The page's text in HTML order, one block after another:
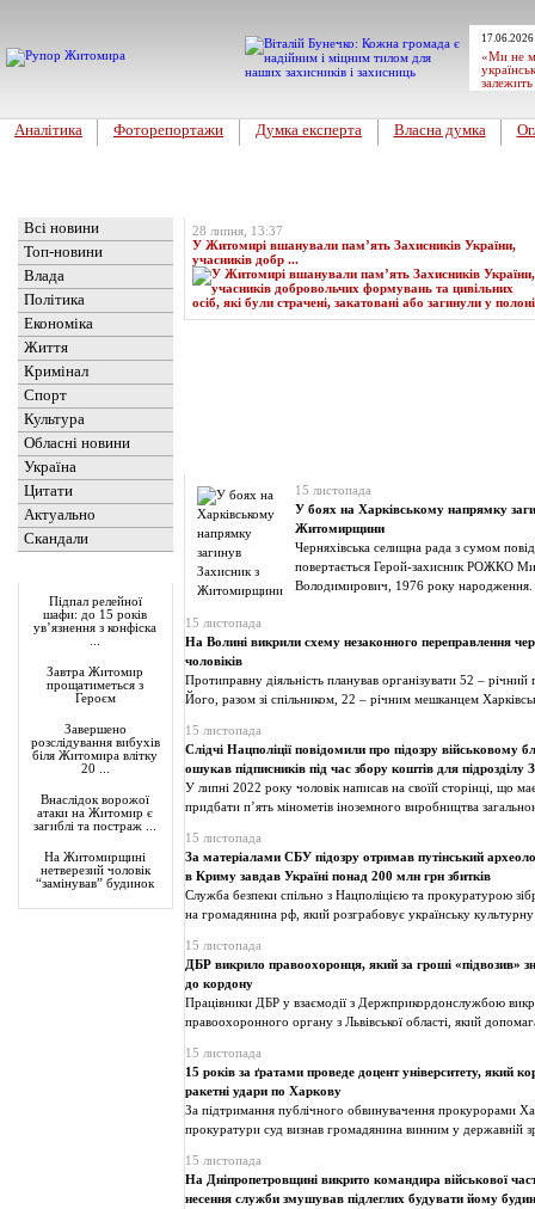
«Ми не
Аналітика Фоторепортажи Думка експерта Власна думка
Всі новини
Топ-новини
Влада
Політика
Економіка
Життя
Кримінал
Спорт
Культура
Обласні новини
Україна
Цитати
Актуально
Скандали
Підпал релейної
шафи: до 15 років
ув’язнення з конфіска
Завтра Житомир
прощатиметься з
Героєм
Завершено
розслідування вибухів
біля Житомира влітку
20 ...
Внаслідок ворожої
атаки на Житомир є
загиблі та постраж ...
На Житомирщині
нетверезий чоловік
“замінував” будинок
28 липня, 13:37
У Житомирі вшанували пам’ять Захисників України,
учасників добр ...
15 листопада
У боях на Харківському напрямку
Житомирщини
Черняхівська селищна рада з сумом
повертається Герой-захисник РОЖКО
Володимирович, 1976 року народження.
15 листопада
На Волині викрили схему незаконного переправлення
чоловіків
Протиправну діяльність планував організувати 52 – річний
Його, разом зі спільником, 22 – річним мешканцем
15 листопада
Слідчі Нацполіції повідомили про підозру військовому
ошукав підписників під час збору коштів для підрозділу
У липні 2022 року чоловік написав на своїй сторінці, що
придбати пʼять мінометів іноземного виробництва
15 листопада
За матеріалами СБУ підозру отримав путінський
в Криму завдав Україні понад 200 млн грн збитків
Служба безпеки спільно з Нацполіцією та прокуратурою
на громадянина рф, який розграбовує українську культурну
15 листопада
ДБР викрило правоохоронця, який за гроші «підвозив»
до кордону
Працівники ДБР у взаємодії з Держприкордонслужбою
правоохоронного органу з Львівської області, який
15 листопада
15 років за ґратами проведе доцент університету, який
ракетні удари по Харкову
За підтримання публічного обвинувачення прокурорами
прокуратури суд визнав громадянина винним у державній
15 листопада
На Дніпропетровщині викрито командира військової
несення служби змушував підлеглих будувати йому